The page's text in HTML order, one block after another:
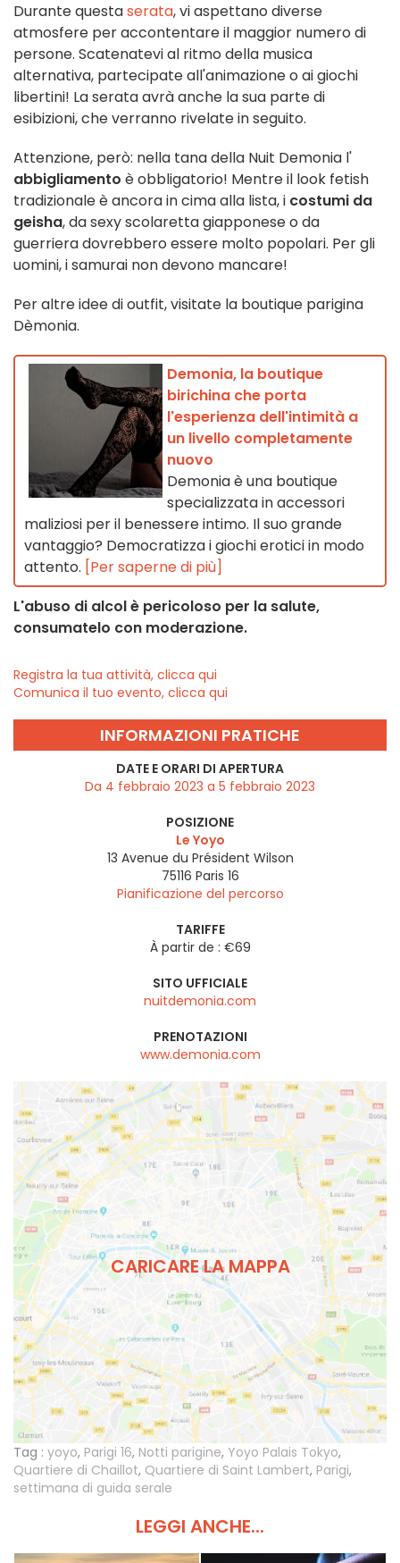
Durante questaserata, vi aspettano diverse
atmosfere per accontentare il maggior numero di
persone. Scatenatevi al ritmo della musica
alternativa, partecipate all'animazione o ai giochi
libertini! La serata avrà anche la sua parte di
esibizioni, che verranno rivelate in seguito.
Attenzione, però: nella tana della Nuit Demonia l'
abbigliamento è obbligatorio! Mentre il look fetish
tradizionale è ancora in cima alla lista, i costumi da
geisha, da sexy scolaretta giapponese o da
guerriera dovrebbero essere molto popolari. Per gli
uomini, i samurai non devono mancare!
Per altre idee di outfit, visitate la boutique parigina
Dèmonia.
Demonia, la boutique
birichina che porta
l'esperienza dell'intimità a
un livello completamente
nuovo
Demonia è una boutique
specializzata in accessori
maliziosi per il benessere intimo. Il suo grande
vantaggio? Democratizza i giochi erotici in modo
attento. [Per saperne di più]
L'abuso di alcol è pericoloso per la salute,
consumatelo con moderazione.
Registra la tua attività, clicca qui
Comunica il tuo evento, clicca qui
INFORMAZIONI PRATICHE
DATE E ORARI DI APERTURA
Da 4 febbraio 2023 a 5 febbraio 2023
POSIZIONE
Le Yoyo
13 Avenue du Président Wilson
75116 Paris 16
Pianificazione del percorso
TARIFFE
À partir de : €69
SITO UFFICIALE
nuitdemonia.com
PRENOTAZIONI
www.demonia.com
CARICARE LA MAPPA
Tag : yoyo, Parigi 16, Notti parigine, Yoyo Palais Tokyo,
Quartiere di Chaillot, Quartiere di Saint Lambert, Parigi,
settimana di guida serale
LEGGI ANCHE...